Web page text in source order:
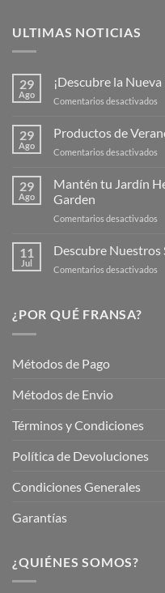
ULTIMAS NOTICIAS
29
Ago
¡Descubre la
Comentarios desactivados
29
Ago
Productos de
Comentarios desactivados
de
29
Ago
Mantén tu Jardín
Garden
Comentarios desactivados
tu
11
Jul
Descubre Nuestros
Comentarios desactivados
¿POR QUÉ FRANSA?
Métodos de Pago
Métodos de Envio
Términos y Condiciones
Política de Devoluciones
Condiciones Generales
Garantías
¿QUIÉNES SOMOS?